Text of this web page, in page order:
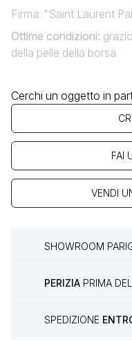
Firma: "Saint Laurent
Ottime condizioni:
della pelle della borsa.
Cerchi un oggetto in
FAI
VENDI
SHOWROOM
PERIZIA PRIMA
SPEDIZIONE